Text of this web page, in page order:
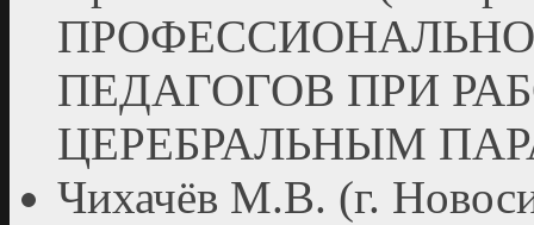
ПЕДАГОГОВ ПРИ
ЦЕРЕБРАЛЬНЫМ
Чихачёв М.В. (г.